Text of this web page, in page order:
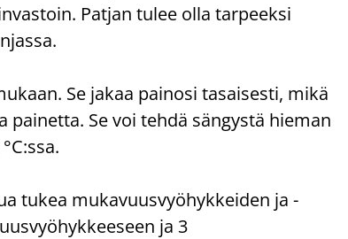
Patjan tulee olla tarpeeksi
Se jakaa painosi tasaisesti, mikä
Se voi tehdä sängystä hieman
tukea mukavuusvyöhykkeiden ja -
ja 3